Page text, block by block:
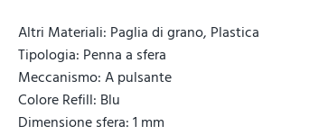
Altri Materiali: Paglia di grano, Plastica
Tipologia: Penna a sfera
Meccanismo: A pulsante
Colore Refill: Blu
Dimensione sfera: 1 mm